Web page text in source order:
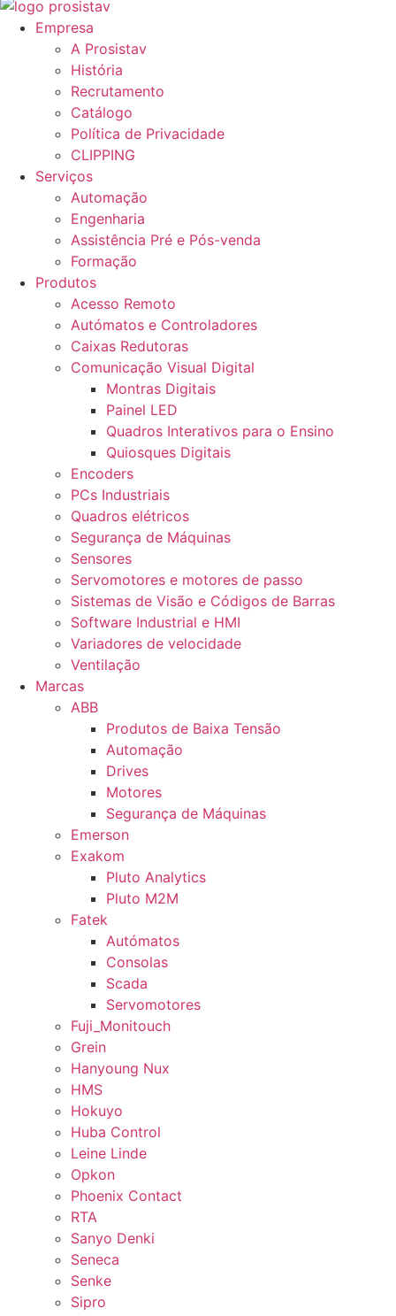
Empresa
A Prosistav
História
Recrutamento
Catálogo
Política de Privacidade
CLIPPING
Serviços
Automação
Engenharia
Assistência Pré e Pós-venda
Formação
Produtos
Acesso Remoto
Autómatos e Controladores
Caixas Redutoras
Comunicação Visual Digital
Montras Digitais
Painel LED
Quadros Interativos para o Ensino
Quiosques Digitais
Encoders
PCs Industriais
Quadros elétricos
Segurança de Máquinas
Sensores
Servomotores e motores de passo
Sistemas de Visão e Códigos de Barras
Software Industrial e HMI
Variadores de velocidade
Ventilação
Marcas
ABB
Produtos de Baixa Tensão
Automação
Drives
Motores
Segurança de Máquinas
Emerson
Exakom
Pluto Analytics
Pluto M2M
Fatek
Autómatos
Consolas
Scada
Servomotores
Fuji_Monitouch
Grein
Hanyoung Nux
HMS
Hokuyo
Huba Control
Leine Linde
Opkon
Phoenix Contact
RTA
Sanyo Denki
Seneca
Senke
Sipro